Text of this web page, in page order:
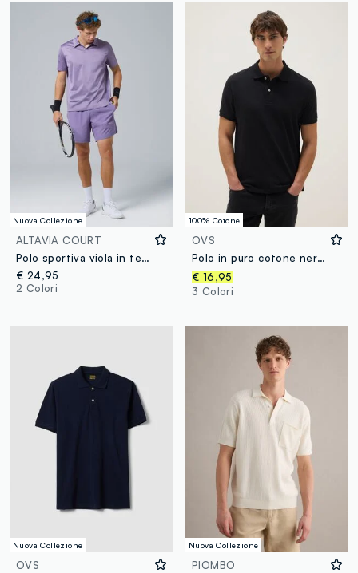
Nuova Collezione
ALTAVIA COURT
Polo sportiva viola in tessuto elasticizzato ALTAVIA COURT
€ 24,95
2 Colori
100% Cotone
OVS
Polo in puro cotone nero regular fit
€ 16,95
3 Colori
Nuova Collezione
OVS
Nuova Collezione
PIOMBO